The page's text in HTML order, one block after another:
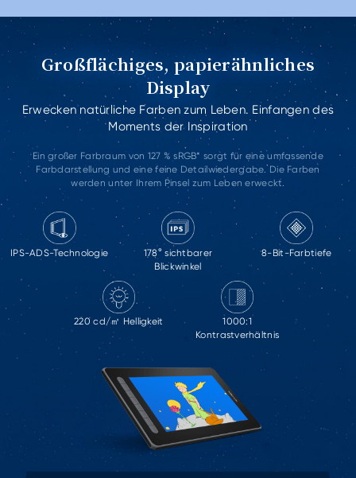
Großflächiges, papierähnliches
Display
Erwecken natürliche Farben zum Leben. Einfangen des
Moments der Inspiration
Ein großer Farbraum von 127 % sRGB* sorgt für eine umfassende
Farbdarstellung und eine feine Detailwiedergabe. Die Farben
werden unter Ihrem Pinsel zum Leben erweckt.
IPS-ADS-Technologie
178° sichtbarer
Blickwinkel
8-Bit-Farbtiefe
220 cd/㎡ Helligkeit
1000:1
Kontrastverhältnis